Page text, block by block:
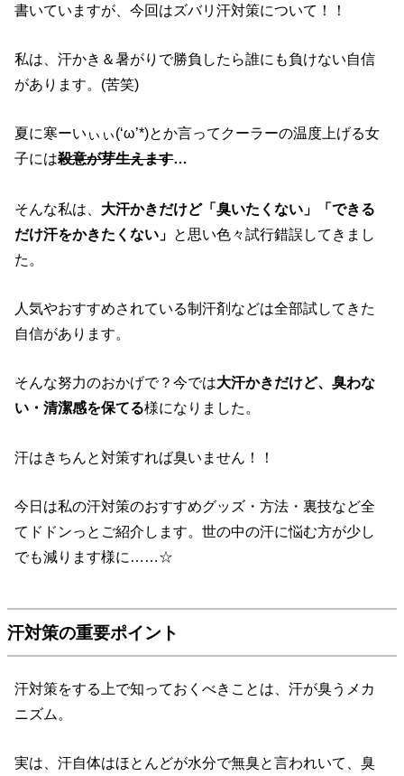
書いていますが、今回はズバリ汗対策について！！
私は、汗かき＆暑がりで勝負したら誰にも負けない自信
があります。(苦笑)
夏に寒ーいぃぃ(‘ω’*)とか言ってクーラーの温度上げる女
子には殺意が芽生えます…
そんな私は、 大汗かきだけど「臭いたくない」「できる
だけ汗をかきたくない」 と思い色々試行錯誤してきまし
た。
人気やおすすめされている制汗剤などは全部試してきた
自信があります。
そんな努力のおかげで？今では大汗かきだけど、臭わな
い・清潔感を保てる様になりました。
汗はきちんと対策すれば臭いません！！
今日は私の汗対策のおすすめグッズ・方法・裏技など全
てドドンっとご紹介します。世の中の汗に悩む方が少し
でも減ります様に……☆
汗対策の重要ポイント
汗対策をする上で知っておくべきことは、汗が臭うメカ
ニズム。
実は、汗自体はほとんどが水分で無臭と言われいて、臭